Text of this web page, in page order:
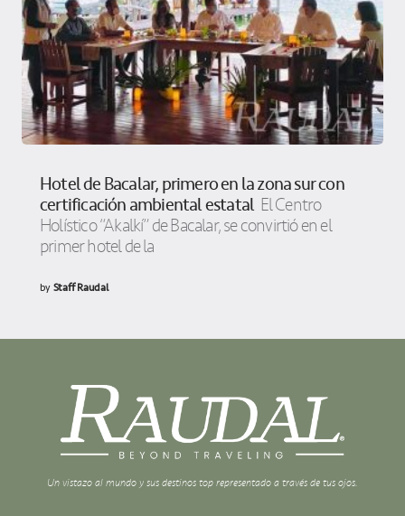
Hotel de Bacalar, primero en la zona sur con
certificación ambiental estatal El Centro
Holístico “Akalkí” de Bacalar, se convirtió en el
primer hotel de la
byStaff Raudal
Un vistazo al mundo y sus destinos top representado a través de tus ojos.